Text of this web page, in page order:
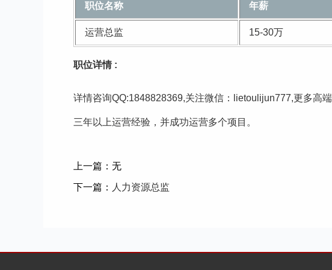
职位名称 年薪
运营总监 15-30万
职位详情 :
详情咨询QQ:1848828369,关注微信：lietoulijun777,更多高
三年以上运营经验，并成功运营多个项目。
上一篇：无
下一篇： 人力资源总监